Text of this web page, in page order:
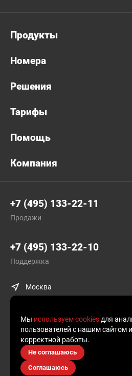
Продукты
Номера
Решения
Тарифы
Помощь
Компания
+7 (495) 133-22-11
Продажи
+7 (495) 133-22-10
Поддержка
Москва
© Plusofon.ru, 2019—2026.
Продолжая использовать наш сайт, вы
файлов cookies и других
Мы используем cookies для
пользователей с нашим сайтом
корректной работы.
Не соглашаюсь
Соглашаюсь